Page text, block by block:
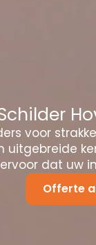
voor
uitgebreide
dat uw
Offerte